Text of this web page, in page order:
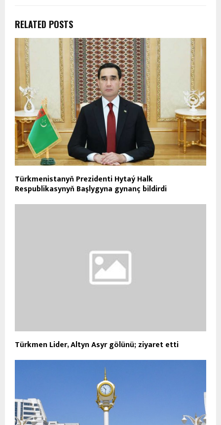
RELATED POSTS
Türkmenistanyň Prezidenti Hytaý Halk
Respublikasynyň Başlygyna gynanç bildirdi
Türkmen Lider, Altyn Asyr gölünü; ziyaret etti